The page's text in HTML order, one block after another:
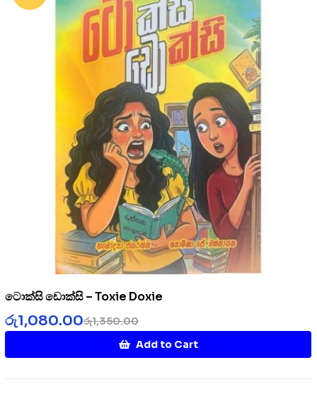
ටොක්සි ඩොක්සි – Toxie Doxie
රු1,350.00
රු1,080.00
Add to Cart